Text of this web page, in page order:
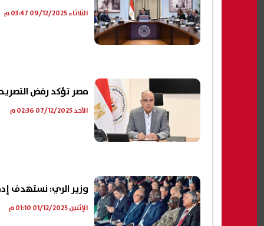
الثلاثاء 09/12/2025 03:47 م
مصر تؤكد رفض
الأحد 07/12/2025 02:36 م
وزير الري: نستهدف
الإثنين 01/12/2025 01:10 م